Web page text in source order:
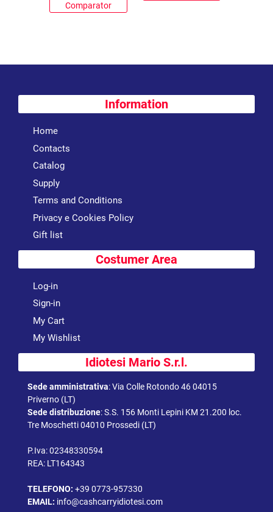
Comparator
Information
Home
Contacts
Catalog
Supply
Terms and Conditions
Privacy e Cookies Policy
Gift list
Costumer Area
Log-in
Sign-in
My Cart
My Wishlist
Idiotesi Mario S.r.l.
Sede amministrativa:Via Colle Rotondo 46 04015
Priverno (LT)
Sede distribuzione:S.S. 156 Monti Lepini KM 21.200 loc.
Tre Moschetti 04010 Prossedi (LT)
P.Iva: 02348330594
REA: LT164343
TELEFONO: +39 0773-957330
EMAIL: info@cashcarryidiotesi.com